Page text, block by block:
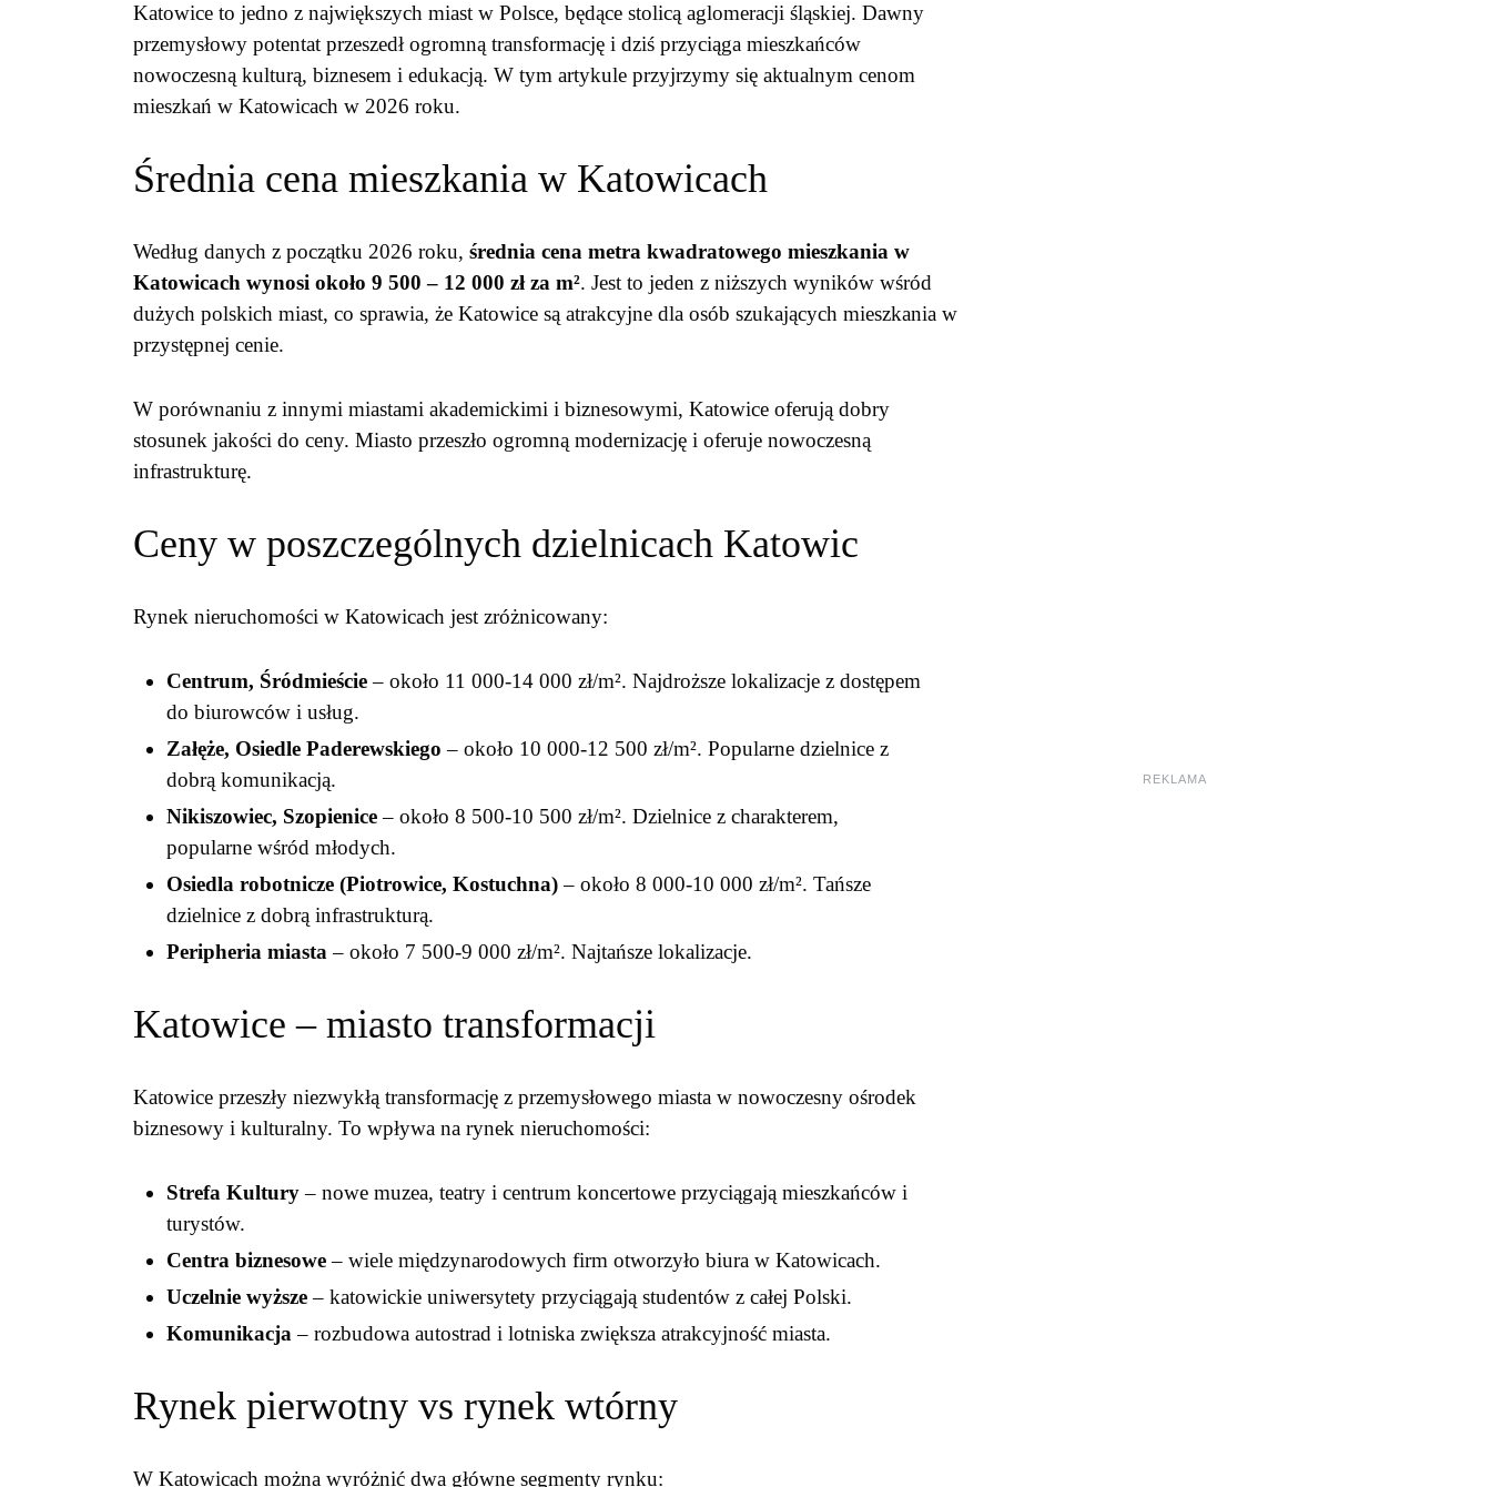
Katowice to jedno z największych miast w Polsce, będące stolicą aglomeracji śląskiej. Dawny
przemysłowy potentat przeszedł ogromną transformację i dziś przyciąga mieszkańców
nowoczesną kulturą, biznesem i edukacją. W tym artykule przyjrzymy się aktualnym cenom
mieszkań w Katowicach w 2026 roku.
Średnia cena mieszkania w Katowicach
Według danych z początku 2026 roku, średnia cena metra kwadratowego mieszkania w
Katowicach wynosi około 9 500 – 12 000 zł za m². Jest to jeden z niższych wyników wśród
dużych polskich miast, co sprawia, że Katowice są atrakcyjne dla osób szukających mieszkania w
przystępnej cenie.
W porównaniu z innymi miastami akademickimi i biznesowymi, Katowice oferują dobry
stosunek jakości do ceny. Miasto przeszło ogromną modernizację i oferuje nowoczesną
infrastrukturę.
Ceny w poszczególnych dzielnicach Katowic
Rynek nieruchomości w Katowicach jest zróżnicowany:
Centrum, Śródmieście– około 11 000-14 000 zł/m². Najdroższe lokalizacje z dostępem
do biurowców i usług.
Załęże, Osiedle Paderewskiego – około 10 000-12 500 zł/m². Popularne dzielnice z
dobrą komunikacją.
Nikiszowiec, Szopienice– około 8 500-10 500 zł/m². Dzielnice z charakterem,
popularne wśród młodych.
Osiedla robotnicze (Piotrowice, Kostuchna)– około 8 000-10 000 zł/m². Tańsze
dzielnice z dobrą infrastrukturą.
Peripheria miasta – około 7 500-9 000 zł/m². Najtańsze lokalizacje.
Katowice – miasto transformacji
Katowice przeszły niezwykłą transformację z przemysłowego miasta w nowoczesny ośrodek
biznesowy i kulturalny. To wpływa na rynek nieruchomości:
Strefa Kultury– nowe muzea, teatry i centrum koncertowe przyciągają mieszkańców i
turystów.
Centra biznesowe– wiele międzynarodowych firm otworzyło biura w Katowicach.
Uczelnie wyższe– katowickie uniwersytety przyciągają studentów z całej Polski.
Komunikacja – rozbudowa autostrad i lotniska zwiększa atrakcyjność miasta.
Rynek pierwotny vs rynek wtórny
W Katowicach można wyróżnić dwa główne segmenty rynku:
REKLAMA